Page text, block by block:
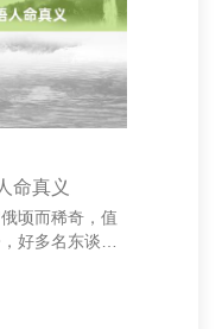
命真义
顷而稀奇，值
好多名东谈主